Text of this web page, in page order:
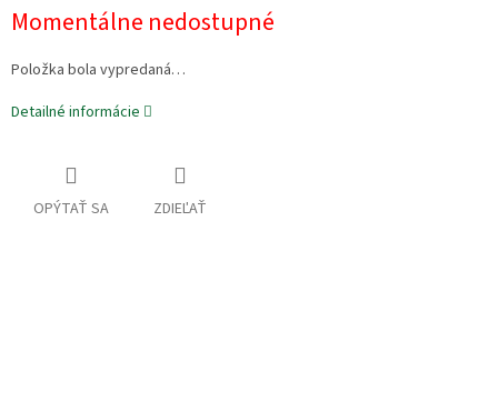
cena:
Momentálne nedostupné
Položka bola vypredaná…
Detailné informácie
OPÝTAŤ SA ZDIEĽAŤ